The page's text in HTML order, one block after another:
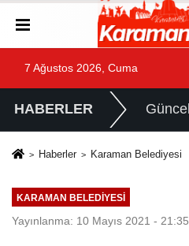
7 Ağustos 2026, Cuma
HABERLER Güncel
Haberler Karaman Belediyesi
KARAMAN BELEDIYESI
Yayınlanma: 10 Mayıs 2021 - 21:35